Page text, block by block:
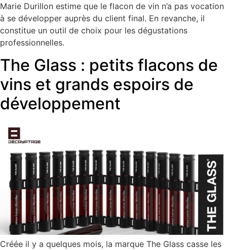
Marie Durillon estime que le flacon de vin n’a pas vocation
à se développer auprès du client final. En revanche, il
constitue un outil de choix pour les dégustations
professionnelles.
The Glass : petits flacons de
vins et grands espoirs de
développement
Créée il y a quelques mois, la marque The Glass casse les